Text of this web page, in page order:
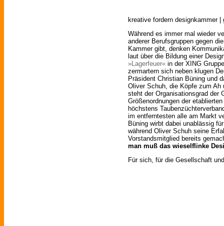
kreative fordern designkammer
Während es immer mal wieder
anderer Berufsgruppen gegen
Kammer gibt, denken
laut über die Bildung einer
»Lagerfeuer« in der XING
zermartern sich neben klugen
Präsident Christian Büning und
Oliver Schuh, die Köpfe zum Ah
steht der Organisationsgrad der
Größenordnungen der
höchstens
im entferntesten alle am Markt
Büning wirbt dabei unablässig
während Oliver Schuh seine
Vorstandsmitglied bereits
man muß das wieselflinke
Für sich, für die Gesellschaft